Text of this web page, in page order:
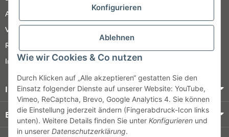
Konfigurieren
Ablehnen
Wie wir Cookies & Co nutzen
Durch Klicken auf „Alle akzeptieren“ gestatten Sie den
Einsatz folgender Dienste auf unserer Website: YouTube,
Vimeo, ReCaptcha, Brevo, Google Analytics 4. Sie können
die Einstellung jederzeit ändern (Fingerabdruck-Icon links
unten). Weitere Details finden Sie unter Konfigurieren und
in unserer Datenschutzerklärung.
AGB
Versandinformationen
Retour
Impressum
Informationen
Bezahlung & Versand